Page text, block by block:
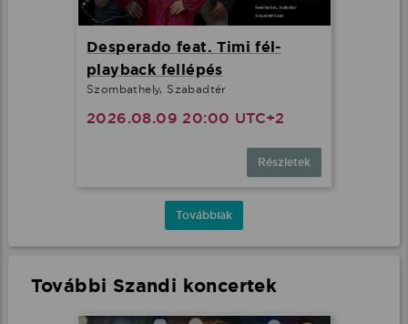
Desperado feat. Timi fél-
playback fellépés
Szombathely, Szabadtér
2026.08.09 20:00 UTC+2
Részletek
Továbbiak
További Szandi koncertek